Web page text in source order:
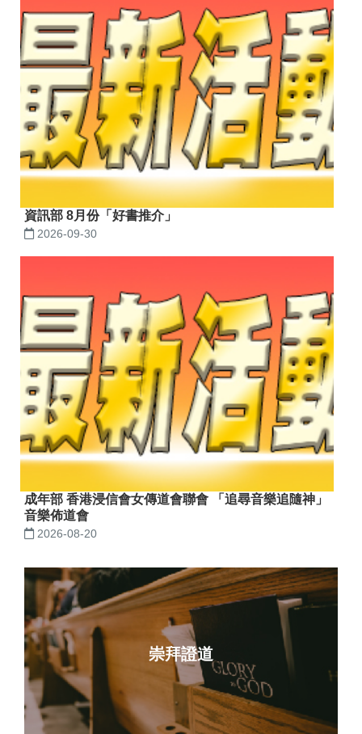
資訊部 8月份「好書推介」
2026-09-30
成年部 香港浸信會女傳道會聯會 「追尋音樂追隨神」
音樂佈道會
2026-08-20
崇拜證道